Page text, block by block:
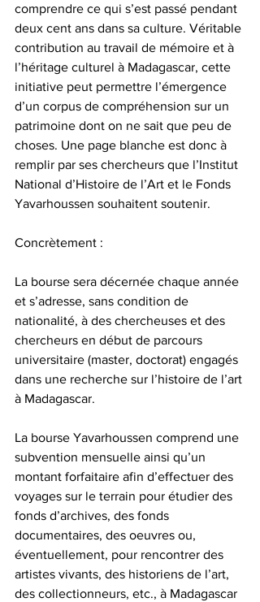
comprendre ce qui s’est passé pendant
deux cent ans dans sa culture. Véritable
contribution au travail de mémoire et à
l’héritage culturel à Madagascar, cette
initiative peut permettre l’émergence
d’un corpus de compréhension sur un
patrimoine dont on ne sait que peu de
choses. Une page blanche est donc à
remplir par ses chercheurs que l’Institut
National d’Histoire de l’Art et le Fonds
Yavarhoussen souhaitent soutenir.
Concrètement :
La bourse sera décernée chaque année
et s’adresse, sans condition de
nationalité, à des chercheuses et des
chercheurs en début de parcours
universitaire (master, doctorat) engagés
dans une recherche sur l’histoire de l’art
à Madagascar.
La bourse Yavarhoussen comprend une
subvention mensuelle ainsi qu’un
montant forfaitaire afin d’effectuer des
voyages sur le terrain pour étudier des
fonds d’archives, des fonds
documentaires, des oeuvres ou,
éventuellement, pour rencontrer des
artistes vivants, des historiens de l’art,
des collectionneurs, etc., à Madagascar